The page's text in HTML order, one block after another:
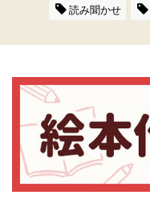
読み聞かせ